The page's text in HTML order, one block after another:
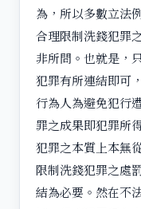
為，所以多數立法
合理限制洗錢犯罪
非所問。也就是，
犯罪有所連結即可
行為人為避免犯行
罪之成果即犯罪所
犯罪之本質上本無
限制洗錢犯罪之處
結為必要。然在不